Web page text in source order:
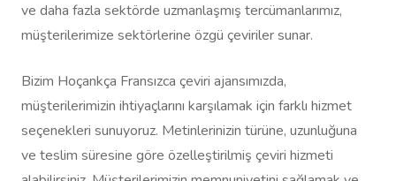
ve daha fazla sektörde uzmanlaşmış tercümanlarımız,
müşterilerimize sektörlerine özgü çeviriler sunar.
Bizim Hoçankça Fransızca çeviri ajansımızda,
müşterilerimizin ihtiyaçlarını karşılamak için farklı hizmet
seçenekleri sunuyoruz. Metinlerinizin türüne, uzunluğuna
ve teslim süresine göre özelleştirilmiş çeviri hizmeti